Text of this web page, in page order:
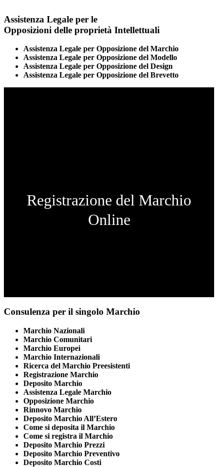
Assistenza Legale per le
Opposizioni delle proprietà Intellettuali
Assistenza Legale per Opposizione del Marchio
Assistenza Legale per Opposizione del Modello
Assistenza Legale per Opposizione del Design
Assistenza Legale per Opposizione del Brevetto
Registrazione del Marchio
Online
Consulenza per il singolo Marchio
Marchio Nazionali
Marchio Comunitari
Marchio Europei
Marchio Internazionali
Ricerca del Marchio Preesistenti
Registrazione Marchio
Deposito Marchio
Assistenza Legale Marchio
Opposizione Marchio
Rinnovo Marchio
Deposito Marchio All’Estero
Come si deposita il Marchio
Come si registra il Marchio
Deposito Marchio Prezzi
Deposito Marchio Preventivo
Deposito Marchio Costi